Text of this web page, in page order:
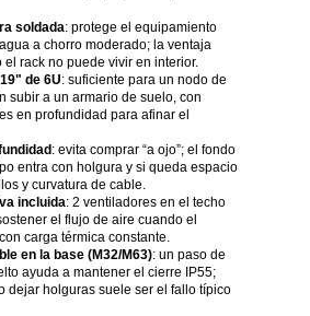
soldada: protege el equipamiento
a chorro moderado; la ventaja
rack no puede vivir en interior.
de 6U: suficiente para un nodo de
subir a un armario de suelo, con
en profundidad para afinar el
: evita comprar “a ojo”; el fondo
entra con holgura y si queda espacio
y curvatura de cable.
incluida: 2 ventiladores en el techo
el flujo de aire cuando el
carga térmica constante.
en la base (M32/M63): un paso de
ayuda a mantener el cierre IP55;
dejar holguras suele ser el fallo típico